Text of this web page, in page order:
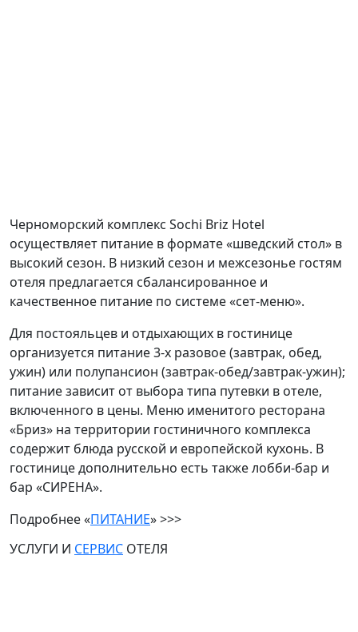
Черноморский комплекс Sochi Briz Hotel
осуществляет питание в формате «шведский стол» в
высокий сезон. В низкий сезон и межсезонье гостям
отеля предлагается сбалансированное и
качественное питание по системе«сет-меню».
Для постояльцев и отдыхающих в гостинице
организуется питание 3-х разовое (завтрак, обед,
ужин) или полупансион (завтрак-обед/завтрак-ужин);
питание зависит от выбора типа путевки в отеле,
включенного в цены. Меню именитого ресторана
«Бриз» на территории гостиничного комплекса
содержит блюда русской и европейской кухонь. В
гостинице дополнительно есть также лобби-бар и
бар «СИРЕНА».
Подробнее «ПИТАНИЕ» >>>
УСЛУГИ И СЕРВИС ОТЕЛЯ